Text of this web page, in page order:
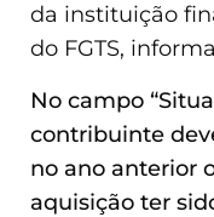
da instituição
do FGTS,
No campo
contribuinte
no ano anterior
aquisição ter